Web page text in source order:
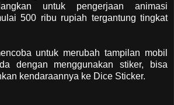
untuk pengerjaan animasi
500 ribu rupiah tergantung tingkat
untuk merubah tampilan mobil
dengan menggunakan stiker, bisa
kendaraannya ke Dice Sticker.